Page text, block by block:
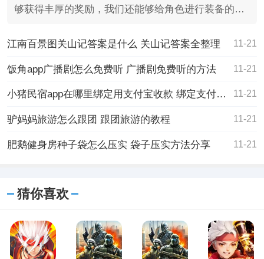
够获得丰厚的奖励，我们还能够给角色进行装备的更
江南百景图关山记答案是什么 关山记答案全整理 11-21
饭角app广播剧怎么免费听 广播剧免费听的方法 11-21
小猪民宿app在哪里绑定用支付宝收款 绑定支付宝收款方法 11-21
驴妈妈旅游怎么跟团 跟团旅游的教程 11-21
肥鹅健身房种子袋怎么压实 袋子压实方法分享 11-21
猜你喜欢